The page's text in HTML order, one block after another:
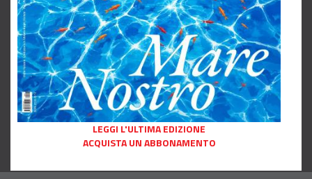
LEGGI L'ULTIMA EDIZIONE
ACQUISTA UN ABBONAMENTO